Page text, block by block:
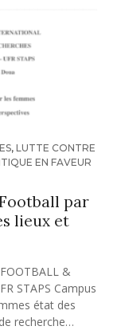
, LUTTE CONTRE
EN FAVEUR
par
lieux et
&
STAPS Campus
état des
recherche…